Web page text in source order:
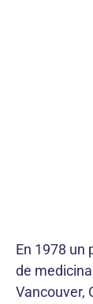
En 1978 un
de
Vancouver,